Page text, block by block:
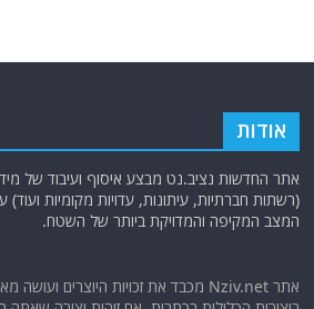
האנושית
והסיוט הביולוגי של האנושות
קצרצר לפרשת ראה – "להיות עם חופשי בארצנו"